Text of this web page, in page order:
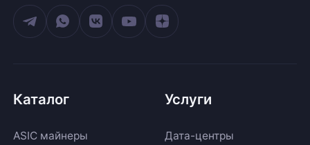
Каталог
ASIC майнеры
Услуги
Дата-центры